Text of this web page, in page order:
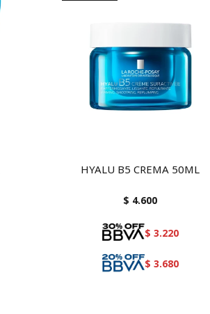
HYALU B5 CREMA 50ML
$ 4.600
$ 3.220
$ 3.680